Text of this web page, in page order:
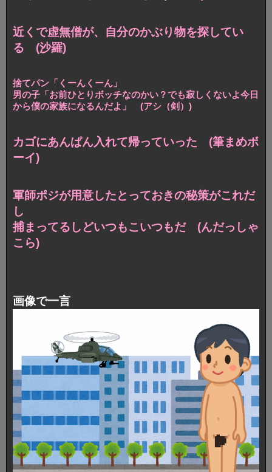
近くで虚無僧が、自分のかぶり物を探してい
る (沙羅)
捨てパン「くーんくーん」
男の子「お前ひとりボッチなのかい？でも寂しくないよ今日
から僕の家族になるんだよ」 (アシ（剣）)
カゴにあんぱん入れて帰っていった (筆まめボ
ーイ)
軍師ポジが用意したとっておきの秘策がこれだ
し
捕まってるしどいつもこいつもだ (んだっしゃ
こら)
画像で一言